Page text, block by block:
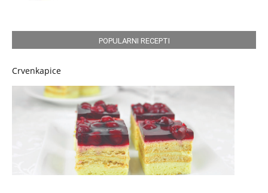
POPULARNI RECEPTI
Crvenkapice